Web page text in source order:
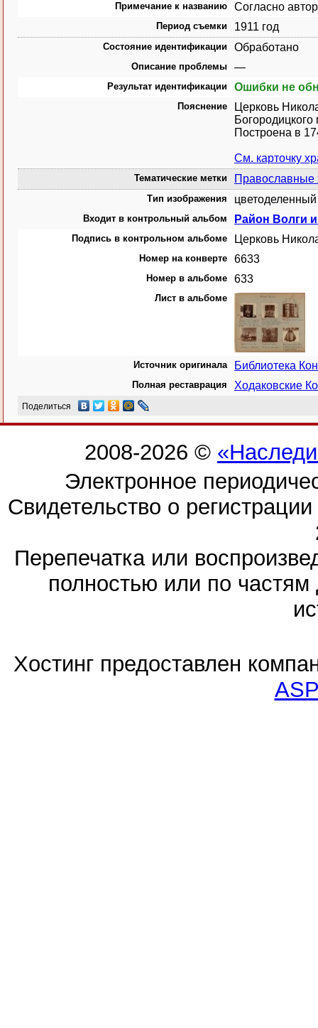
Примечание к названию Согласно
Период съемки 1911 год
Состояние идентификации Обработано
Описание проблемы —
Результат идентификации Ошибки не
Пояснение
Церковь
Построена в
См. карточку
Тематические метки
Тип изображения
Входит в контрольный альбом Район Волги
Подпись в контрольном альбоме Церковь
Номер на конверте 6633
Номер в альбоме 633
Лист в альбоме
Источник оригинала Библиотека
Полная реставрация Ходаковские
Поделиться
2008-2026 ©
Электронное
Свидетельство о
Перепечатка или
полностью или по частям
Хостинг предоставлен